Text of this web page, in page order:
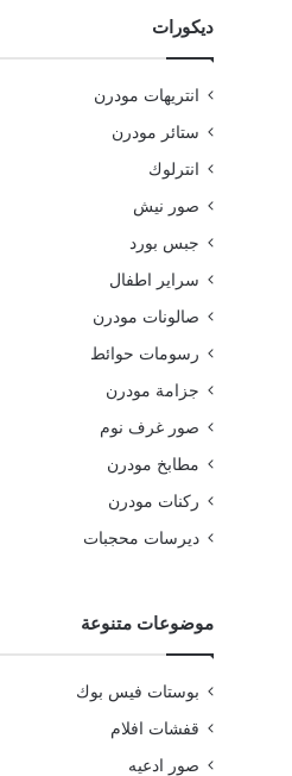
ديكورات
انتريهات مودرن
ستائر مودرن
انترلوك
صور نيش
جبس بورد
سراير اطفال
صالونات مودرن
رسومات حوائط
جزامة مودرن
صور غرف نوم
مطابخ مودرن
ركنات مودرن
ديرسات محجبات
موضوعات متنوعة
بوستات فيس بوك
قفشات افلام
صور ادعيه